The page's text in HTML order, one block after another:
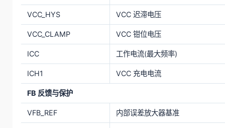
VCC_HYS VCC 迟滞电压
VCC_CLAMP VCC 钳位电压
ICC 工作电流(最大频率)
ICH1 VCC 充电电流
FB 反馈与保护
VFB_REF 内部误差放大器基准